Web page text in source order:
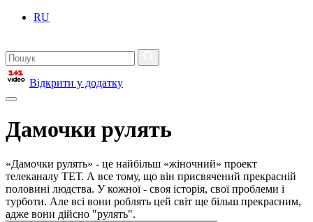
RU
Відкрити у додатку
Дамочки рулять
«Дамочки рулять» - це найбільш «жіночний» проект
телеканалу ТЕТ. А все тому, що він присвячений прекрасній
половині людства. У кожної - своя історія, свої проблеми і
турботи. Але всі вони роблять цей світ ще більш прекрасним,
адже вони дійсно "рулять".